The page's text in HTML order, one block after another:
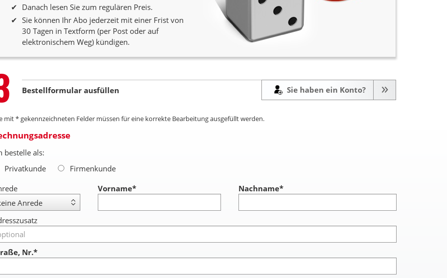
Danach lesen Sie zum regulären Preis.
Sie können Ihr Abo jederzeit mit einer Frist von
30 Tagen in Textform (per Post oder auf
elektronischem Weg) kündigen.
Bestellformular ausfüllen Sie haben ein Konto?
mit * gekennzeichneten Felder müssen für eine korrekte Bearbeitung ausgefüllt werden.
bestelle als:
Privatkunde
Firmenkunde
Vorname* Nachname*
Nr.*